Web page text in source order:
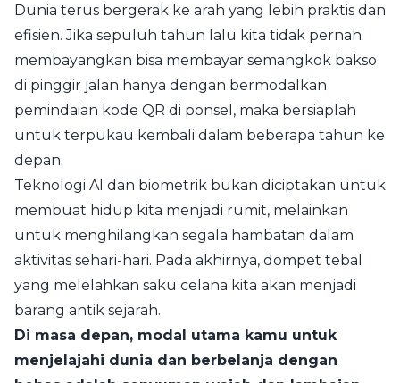
Dunia terus bergerak ke arah yang lebih praktis dan
efisien. Jika sepuluh tahun lalu kita tidak pernah
membayangkan bisa membayar semangkok bakso
di pinggir jalan hanya dengan bermodalkan
pemindaian kode QR di ponsel, maka bersiaplah
untuk terpukau kembali dalam beberapa tahun ke
depan.
Teknologi AI dan biometrik bukan diciptakan untuk
membuat hidup kita menjadi rumit, melainkan
untuk menghilangkan segala hambatan dalam
aktivitas sehari-hari. Pada akhirnya, dompet tebal
yang melelahkan saku celana kita akan menjadi
barang antik sejarah.
Di masa depan, modal utama kamu untuk
menjelajahi dunia dan berbelanja dengan